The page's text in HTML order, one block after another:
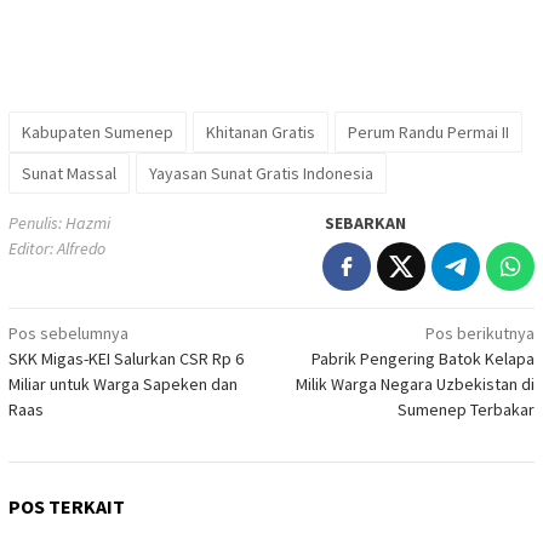
Kabupaten Sumenep Khitanan Gratis
Perum Randu Permai II
Sunat Massal
Yayasan Sunat Gratis Indonesia
Penulis: Hazmi
Editor: Alfredo
SEBARKAN
Navigasi
pos
Pos sebelumnya
SKK Migas-KEI Salurkan CSR Rp 6
Miliar untuk Warga Sapeken dan
Raas
Pos berikutnya
Pabrik Pengering Batok Kelapa
Milik Warga Negara Uzbekistan di
Sumenep Terbakar
POS TERKAIT